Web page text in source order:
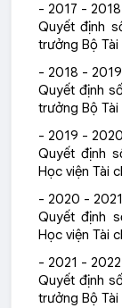
- 2017 -
Quyết định
trưởng Bộ Tài
- 2018 -
Quyết định
trưởng Bộ Tài
- 2019 -
Quyết định
Học viện Tài
- 2020 -
Quyết định
Học viện Tài
- 2021 -
Quyết định
trưởng Bộ Tài